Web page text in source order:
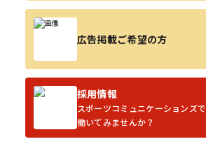
広告掲載ご希望の方
採用情報
スポーツコミュニケーションズで
働いてみませんか？